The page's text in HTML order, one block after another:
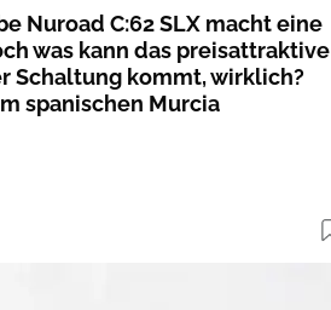
Nuroad C:62 SLX macht eine
was kann das preisattraktive
Schaltung kommt, wirklich?
spanischen Murcia